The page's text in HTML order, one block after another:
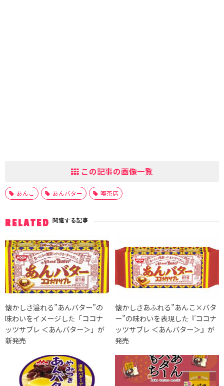
この記事の画像一覧
あんこ あんバター 喫茶店
RELATED 関連する記事
懐かしさ溢れる”あんバター”の
味わいをイメージした「ココナ
ッツサブレ ＜あんバター＞」が
新発売
懐かしさあふれる”あんこ×バタ
ー”の味わいを表現した『ココナ
ッツサブレ ＜あんバター＞』が
発売